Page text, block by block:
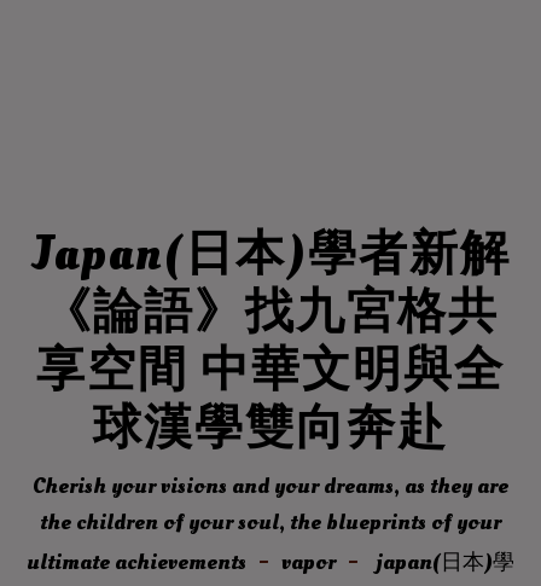
Japan(日本)學者新解
《論語》找九宮格共
享空間 中華文明與全
球漢學雙向奔赴
Cherish your visions and your dreams, as they are
the children of your soul, the blueprints of your
ultimate achievements
vapor
japan(日本)學